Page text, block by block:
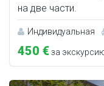
на две части.
Индивидуальная
450 €за